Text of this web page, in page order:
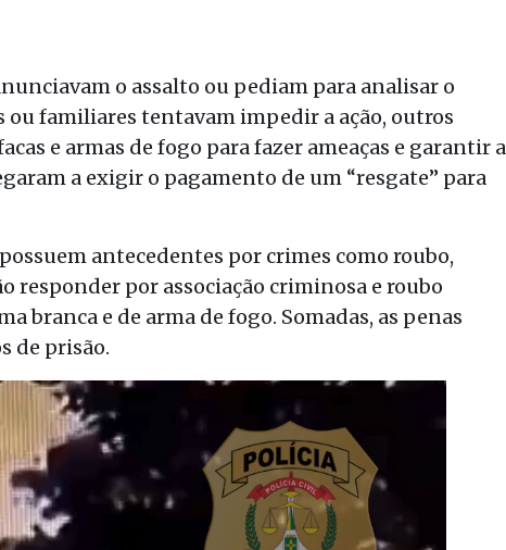
o assalto ou pediam para analisar o
ou familiares tentavam impedir a ação, outros
e armas de fogo para fazer ameaças e garantir a
a exigir o pagamento de um “resgate” para
antecedentes por crimes como roubo,
responder por associação criminosa e roubo
branca e de arma de fogo. Somadas, as penas
de prisão.